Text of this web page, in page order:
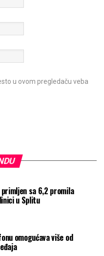
u ovom pregledaču veba
primljen sa 6,2 promila
u Splitu
omogućava više od